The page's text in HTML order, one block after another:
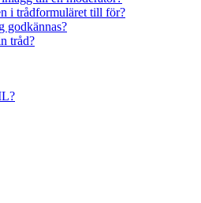
i trådformuläret till för?
godkännas?
tråd?